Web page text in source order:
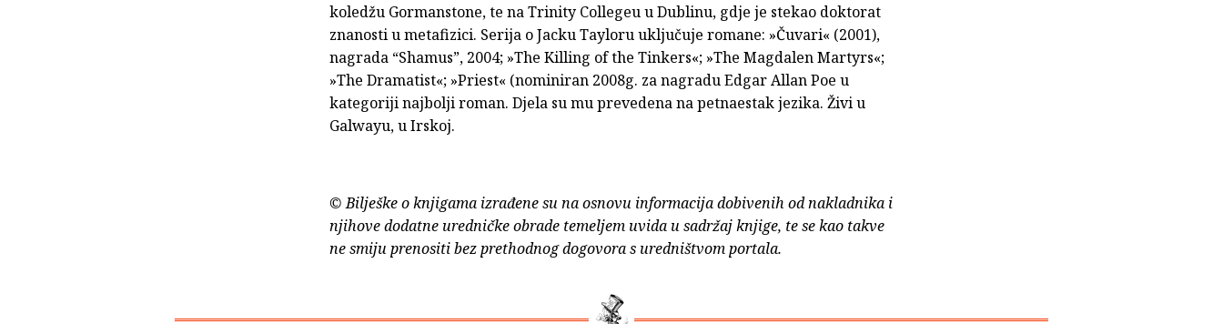
koledžu Gormanstone, te na Trinity Collegeu u Dublinu, gdje je stekao doktorat
znanosti u metafizici. Serija o Jacku Tayloru uključuje romane: »Čuvari« (2001),
nagrada “Shamus”, 2004; »The Killing of the Tinkers«; »The Magdalen Martyrs«;
»The Dramatist«; »Priest« (nominiran 2008g. za nagradu Edgar Allan Poe u
kategoriji najbolji roman. Djela su mu prevedena na petnaestak jezika. Živi u
Galwayu, u Irskoj.
© Bilješke o knjigama izrađene su na osnovu informacija dobivenih od nakladnika i
njihove dodatne uredničke obrade temeljem uvida u sadržaj knjige, te se kao takve
ne smiju prenositi bez prethodnog dogovora s uredništvom portala.